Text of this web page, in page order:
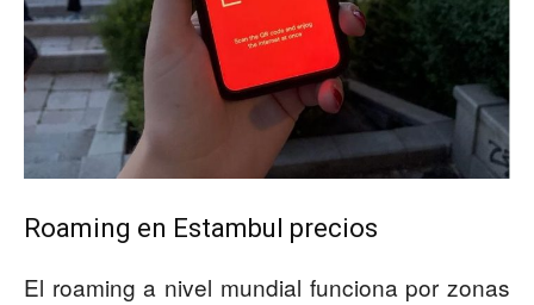
Roaming en Estambul precios
El roaming a nivel mundial funciona por zonas